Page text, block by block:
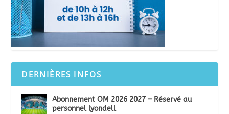
DERNIÈRES INFOS
Abonnement OM 2026 2027 – Réservé au
personnel lyondell